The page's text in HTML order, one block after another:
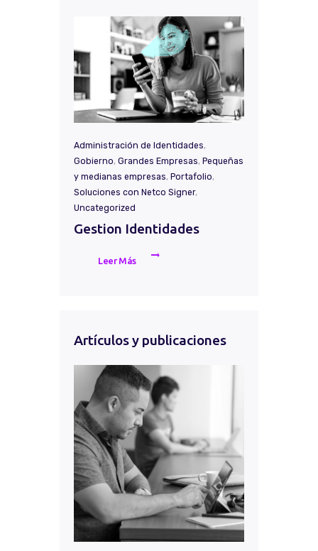
Administración de Identidades,
Gobierno, Grandes Empresas, Pequeñas
y medianas empresas, Portafolio,
Soluciones con Netco Signer,
Uncategorized
Gestion Identidades
Leer Más
Artículos y publicaciones